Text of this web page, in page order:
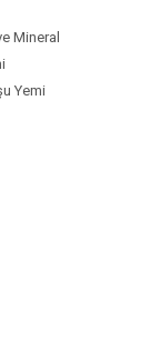
Mineral
Yemi